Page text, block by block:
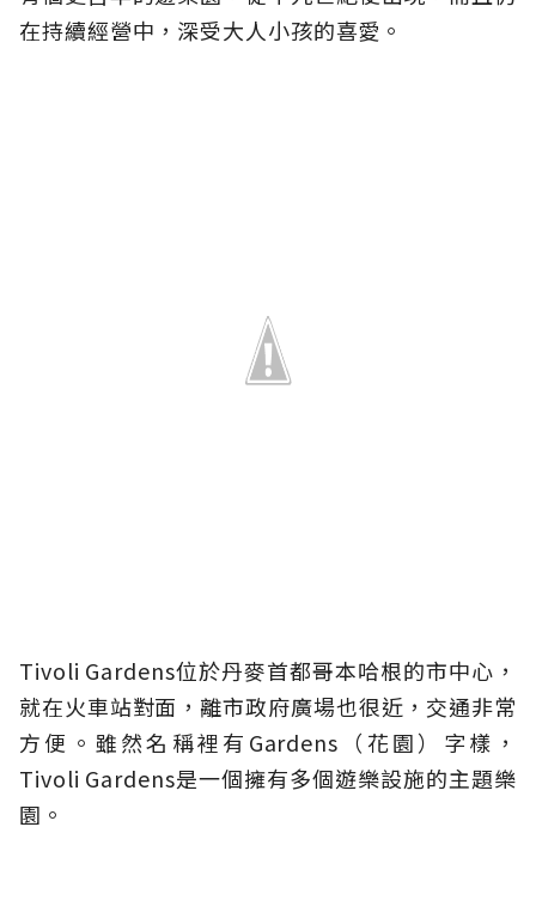
在持續經營中，深受大人小孩的喜愛。
Tivoli Gardens位於丹麥首都哥本哈根的市中心，
就在火車站對面，離市政府廣場也很近，交通非常
方便。雖然名稱裡有Gardens（花園）字樣，
Tivoli Gardens是一個擁有多個遊樂設施的主題樂
園。